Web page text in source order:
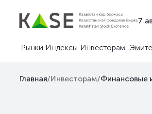
7
Рынки Индексы Инвесторам
Главная/Инвесторам/Финансовые